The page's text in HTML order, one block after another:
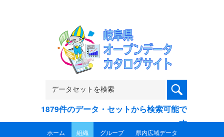
1879件のデータ・セットから検索可能で
す
ホーム 組織 グループ 県内広域データ